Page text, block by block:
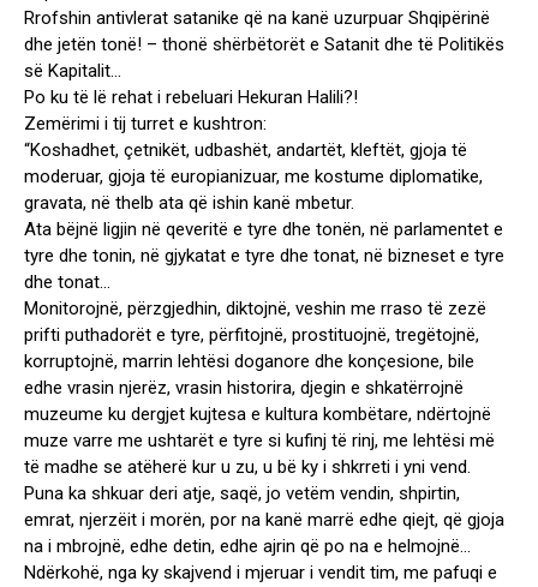
Rrofshin antivlerat satanike që na kanë uzurpuar Shqipërinë
dhe jetën tonë! – thonë shërbëtorët e Satanit dhe të Politikës
së Kapitalit…
Po ku të lë rehat i rebeluari Hekuran Halili?!
Zemërimi i tij turret e kushtron:
“Koshadhet, çetnikët, udbashët, andartët, kleftët, gjoja të
moderuar, gjoja të europianizuar, me kostume diplomatike,
gravata, në thelb ata që ishin kanë mbetur.
Ata bëjnë ligjin në qeveritë e tyre dhe tonën, në parlamentet e
tyre dhe tonin, në gjykatat e tyre dhe tonat, në bizneset e tyre
dhe tonat…
Monitorojnë, përzgjedhin, diktojnë, veshin me rraso të zezë
prifti puthadorët e tyre, përfitojnë, prostituojnë, tregëtojnë,
korruptojnë, marrin lehtësi doganore dhe konçesione, bile
edhe vrasin njerëz, vrasin historira, djegin e shkatërrojnë
muzeume ku dergjet kujtesa e kultura kombëtare, ndërtojnë
muze varre me ushtarët e tyre si kufinj të rinj, me lehtësi më
të madhe se atëherë kur u zu, u bë ky i shkrreti i yni vend.
Puna ka shkuar deri atje, saqë, jo vetëm vendin, shpirtin,
emrat, njerzëit i morën, por na kanë marrë edhe qiejt, që gjoja
na i mbrojnë, edhe detin, edhe ajrin që po na e helmojnë…
Ndërkohë, nga ky skajvend i mjeruar i vendit tim, me pafuqi e